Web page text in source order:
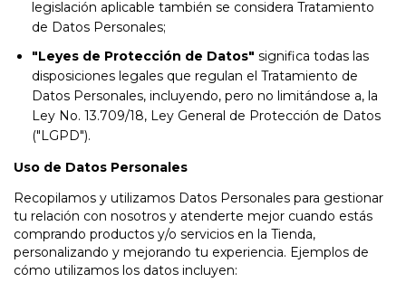
legislación aplicable también se considera Tratamiento
de Datos Personales;
"Leyes de Protección de Datos" significa todas las
disposiciones legales que regulan el Tratamiento de
Datos Personales, incluyendo, pero no limitándose a, la
Ley No. 13.709/18, Ley General de Protección de Datos
("LGPD").
Uso de Datos Personales
Recopilamos y utilizamos Datos Personales para gestionar
tu relación con nosotros y atenderte mejor cuando estás
comprando productos y/o servicios en la Tienda,
personalizando y mejorando tu experiencia. Ejemplos de
cómo utilizamos los datos incluyen: